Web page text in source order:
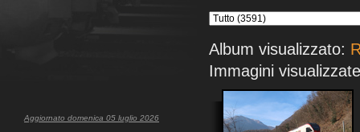
Aggiornato domenica 05 luglio 2026
Album visualizzato:
Immagini